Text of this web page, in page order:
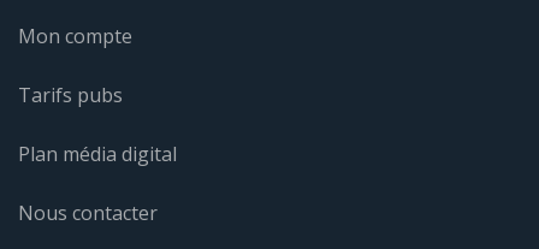
Mon compte
Tarifs pubs
Plan média digital
Nous contacter